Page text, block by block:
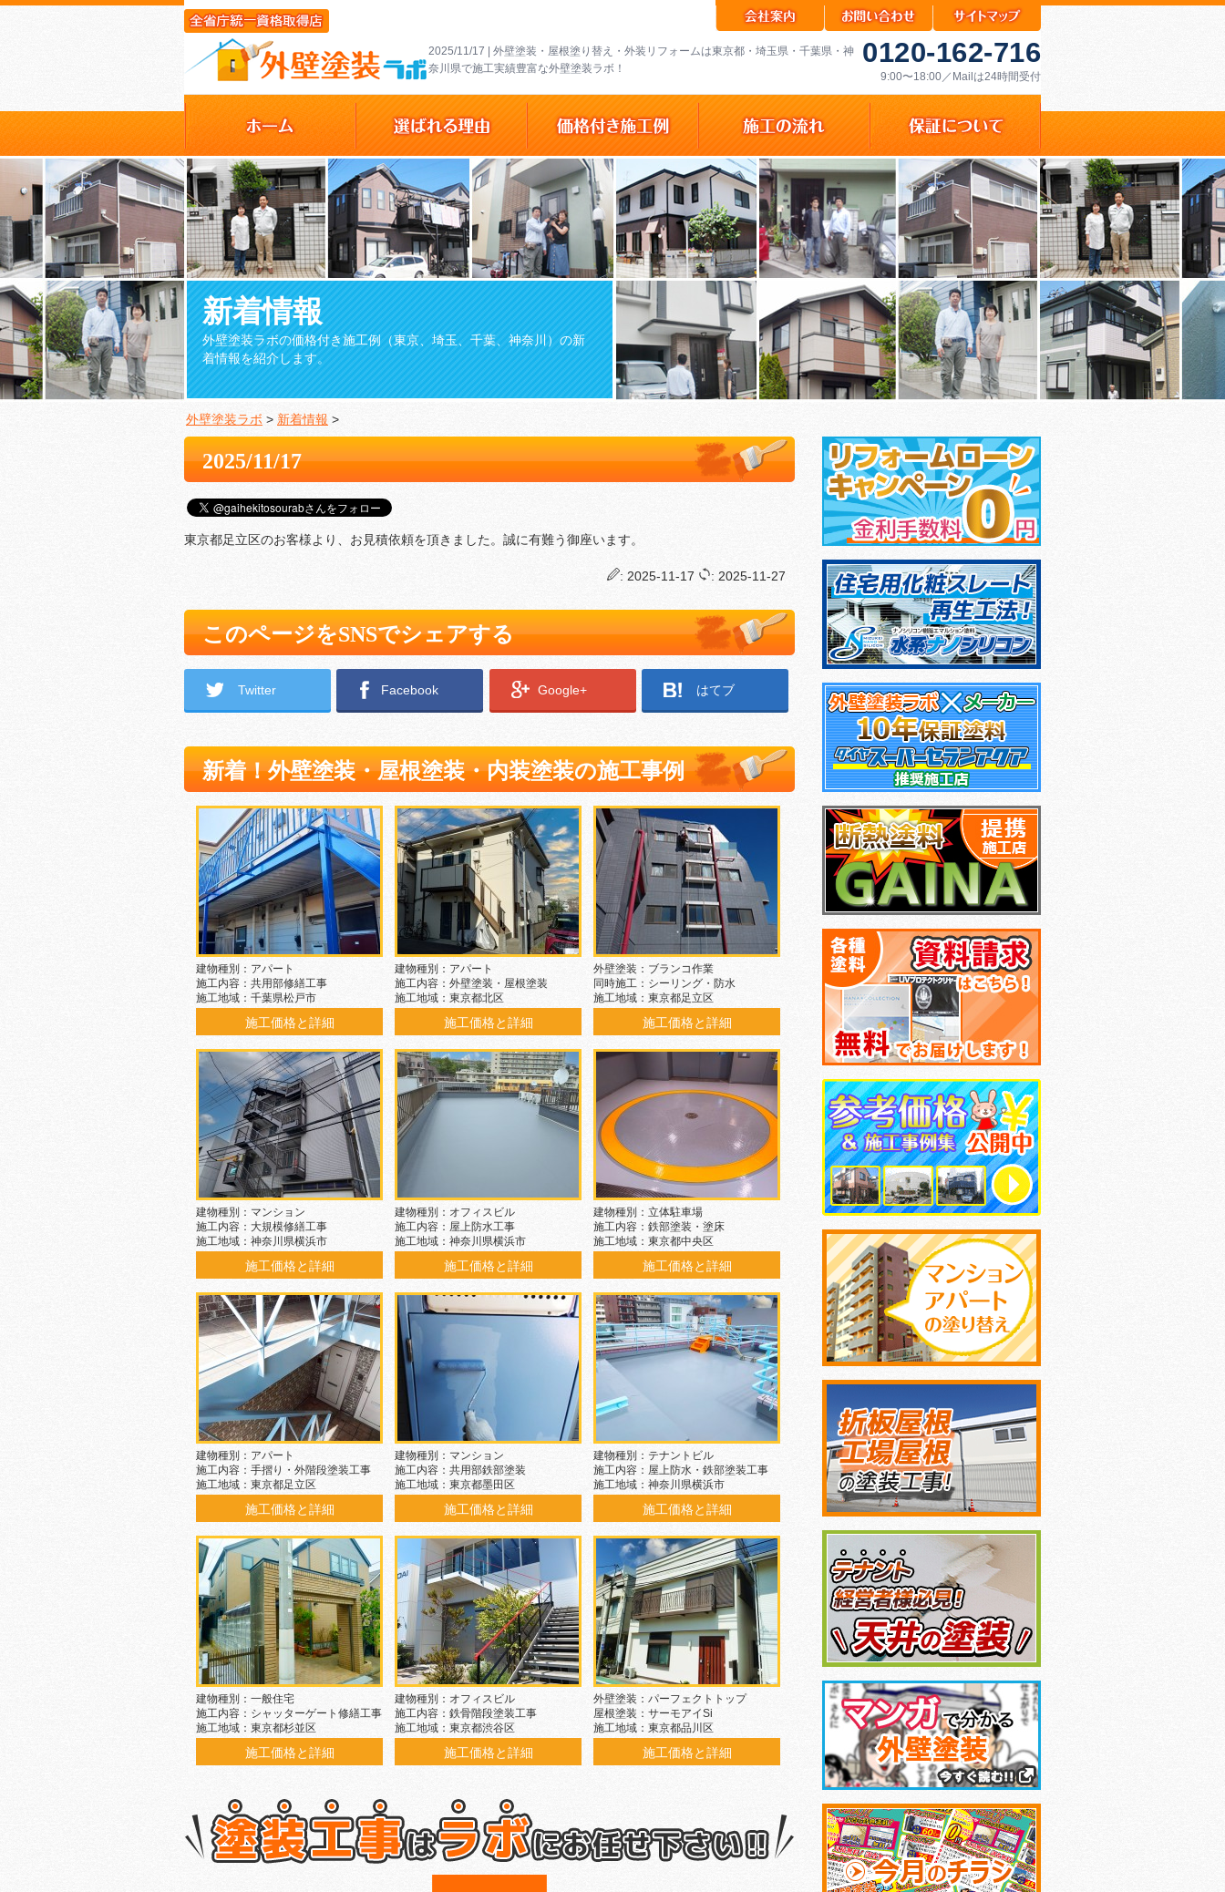
2025/11/17 | 外壁塗装・屋根塗り替え・外装リフォームは東京都・埼玉県・千葉県・神
奈川県で施工実績豊富な外壁塗装ラボ！
0120-162-716
9:00〜18:00／Mailは24時間受付
新着情報
外壁塗装ラボの価格付き施工例（東京、埼玉、千葉、神奈川）の新
着情報を紹介します。
外壁塗装ラボ > 新着情報 >
2025/11/17
東京都足立区のお客様より、お見積依頼を頂きました。誠に有難う御座います。
: 2025-11-17 : 2025-11-27
このページをSNSでシェアする
Twitter Facebook Google+ はてブ
新着！外壁塗装・屋根塗装・内装塗装の施工事例
建物種別：アパート
施工内容：共用部修繕工事
施工地域：千葉県松戸市
施工価格と詳細
建物種別：アパート
施工内容：外壁塗装・屋根塗装
施工地域：東京都北区
施工価格と詳細
外壁塗装：ブランコ作業
同時施工：シーリング・防水
施工地域：東京都足立区
施工価格と詳細
建物種別：マンション
施工内容：大規模修繕工事
施工地域：神奈川県横浜市
施工価格と詳細
建物種別：オフィスビル
施工内容：屋上防水工事
施工地域：神奈川県横浜市
施工価格と詳細
建物種別：立体駐車場
施工内容：鉄部塗装・塗床
施工地域：東京都中央区
施工価格と詳細
建物種別：アパート
施工内容：手摺り・外階段塗装工事
施工地域：東京都足立区
施工価格と詳細
建物種別：マンション
施工内容：共用部鉄部塗装
施工地域：東京都墨田区
施工価格と詳細
建物種別：テナントビル
施工内容：屋上防水・鉄部塗装工事
施工地域：神奈川県横浜市
施工価格と詳細
建物種別：一般住宅
施工内容：シャッターゲート修繕工事
施工地域：東京都杉並区
施工価格と詳細
建物種別：オフィスビル
施工内容：鉄骨階段塗装工事
施工地域：東京都渋谷区
施工価格と詳細
外壁塗装：パーフェクトトップ
屋根塗装：サーモアイSi
施工地域：東京都品川区
施工価格と詳細